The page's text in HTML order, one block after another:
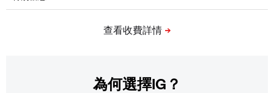
為何選擇IG？